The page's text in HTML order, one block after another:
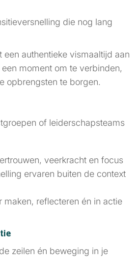
die nog lang
een authentieke vismaaltijd aan
moment om te verbinden,
opbrengsten te borgen.
of leiderschapsteams
veerkracht en focus
ervaren buiten de context
maken, reflecteren én in actie
zeilen én beweging in je